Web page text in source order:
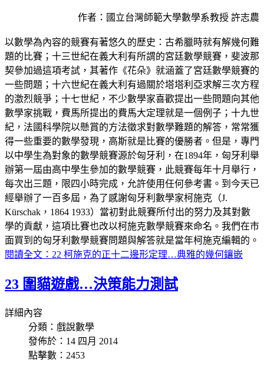
作者：國立台灣師範大學數學系教授 許志農
以數學為內容的競賽有著悠久的歷史：古希臘時就有解幾何難
題的比賽；十三世紀在義大利有所謂的宮廷數學競賽，斐波那
契參加過這項考試，其著作《花朵》就涵蓋了宮廷數學競賽的
一些問題；十六世紀在義大利有過關於塔塔利亞求解三次方程
的激烈競爭；十七世紀，不少數學家喜歡提出一些問題向其他
數學家挑戰，費馬所提出的費馬大定理就是一個例子；十九世
紀，法國科學院以懸賞的方法徵求對數學難題的解答，常常獲
得一些重要的數學發現，高斯就是比賽的優勝者。但是，專門
以中學生為對象的數學競賽源於匈牙利，在1894年，匈牙利舉
辦第一屆由高中學生參加的數學競賽，此競賽每年十月舉行，
每次出三題，限四小時完成，允許使用任何參考書。到今天已
經舉辦了一百多屆，為了感謝匈牙利數學家柯施克（J.
Kürschak，1864 1933）當初對此競賽所付出的努力及其對數
學的貢獻，這項比賽也改以柯施克數學競賽來命名。我們在市
面買到的匈牙利數學競賽問題與解答就是當年柯施克編輯的。
閱讀全文：22 柯施克的正十二邊形定理…典雅的幾何鑲嵌
23 圍貓遊戲…決策能力測試
詳細內容
分類：戲說數學
發佈於：14 四月 2014
點擊數：2453